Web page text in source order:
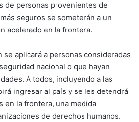
de personas provenientes de
seguros se someterán a un
acelerado en la frontera.
se aplicará a personas consideradas
nacional o que hayan
A todos, incluyendo a las
ingresar al país y se les detendrá
en la frontera, una medida
de derechos humanos.